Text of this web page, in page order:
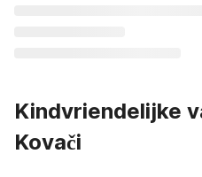
Kindvriendelijke
Kovači